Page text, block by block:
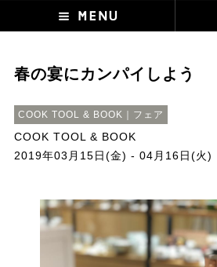
春の宴にカンパイしよう
COOK TOOL & BOOK｜フェア
COOK TOOL & BOOK
2019年03月15日(金) - 04月16日(火)